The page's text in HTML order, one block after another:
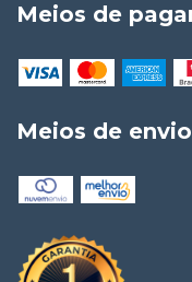
Meios de
Meios de envio